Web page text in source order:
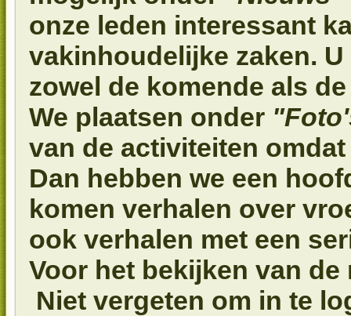
onze leden interessant
vakinhoudelijke zaken.
zowel de komende als
We plaatsen onder
van de activiteiten
Dan hebben we een
komen verhalen over
ook verhalen met een
Voor het bekijken van
Niet vergeten om in te